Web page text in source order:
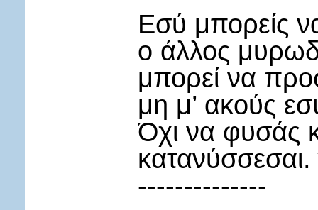
Εσύ μπορείς
ο άλλος
μπορεί να
μη μ’ ακούς
Όχι να φυσάς
κατανύσσεσαι.
--------------